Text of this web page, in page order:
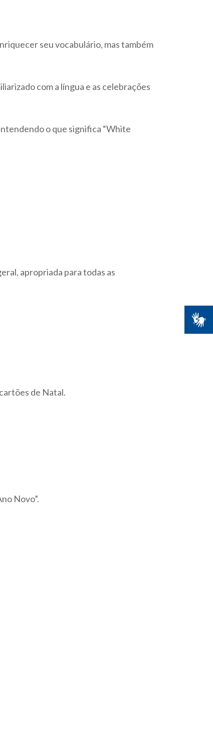
seu vocabulário, mas também
com a língua e as celebrações
o que significa “White
apropriada para todas as
de Natal.
Novo”.